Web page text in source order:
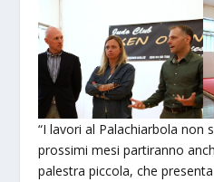
“I lavori al Palachiarbola non
prossimi mesi partiranno
palestra piccola, che